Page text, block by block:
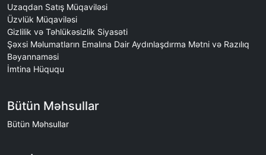
Uzaqdan Satış Müqaviləsi
Üzvlük Müqaviləsi
Gizlilik və Təhlükəsizlik Siyasəti
Şəxsi Məlumatların Emalına Dair Aydınlaşdırma Mətni və Razılıq
Bəyannaməsi
İmtina Hüququ
Bütün Məhsullar
Bütün Məhsullar